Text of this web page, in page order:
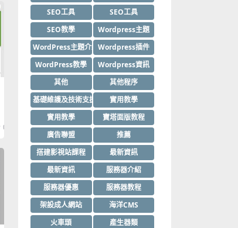
0
SEO工具
SEO工具
SEO教學
Wordpress主題
WordPress主題介紹Wordpress插件
WordPress教學
Wordpress資訊
其他
其他程序
基礎維護及技術支援
實用教學
實用教學
寶塔面版教程
廣告聯盟
推薦
搭建影視站課程
最新資訊
最新資訊
服務器介紹
服務器優惠
服務器教程
架設成人網站
海洋CMS
火車頭
產生器類